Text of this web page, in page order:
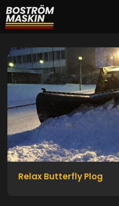
Relax Butterfly Plog